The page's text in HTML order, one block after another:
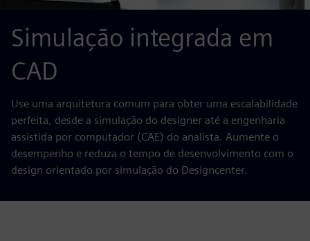
Simulação integrada em
CAD
Use uma arquitetura comum para obter uma escalabilidade
perfeita, desde a simulação do designer até a engenharia
assistida por computador (CAE) do analista. Aumente o
desempenho e reduza o tempo de desenvolvimento com o
design orientado por simulação do Designcenter.